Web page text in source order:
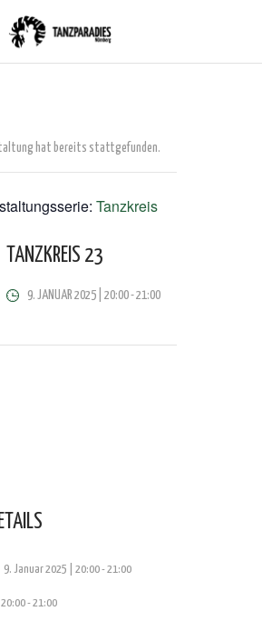
hat bereits stattgefunden.
Tanzkreis
TANZKREIS 23
9. JANUAR 2025 | 20:00-21:00
9. Januar 2025 | 20:00-21:00
20:00 - 21:00